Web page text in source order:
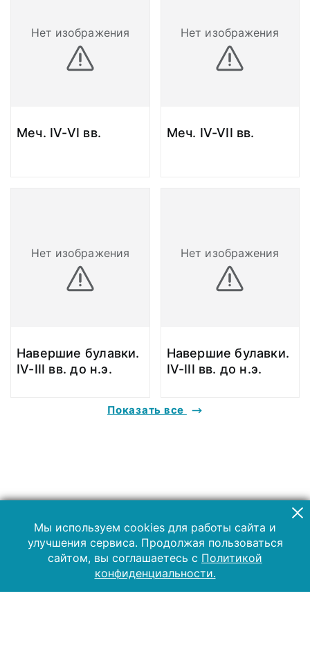
Нет изображения
Меч. IV-VI вв.
Нет изображения
Меч. IV-VII вв.
Нет изображения
Навершие булавки.
IV-III вв. до н.э.
Нет изображения
Навершие булавки.
IV-III вв. до н.э.
Показать все
Мы используем cookies для работы сайта и
улучшения сервиса. Продолжая пользоваться
сайтом, вы соглашаетесь с Политикой
конфиденциальности.